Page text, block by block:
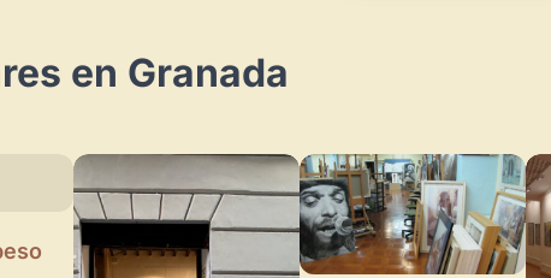
en Granada